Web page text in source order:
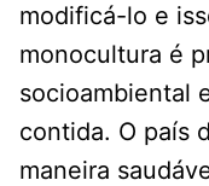
modificá-lo e
monocultura é
socioambiental
contida. O país
maneira